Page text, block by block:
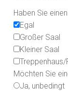
Haben Sie
Egal
Großer Saal
Kleiner Saal
Treppenhaus/
Möchten Sie
Ja, unbedingt